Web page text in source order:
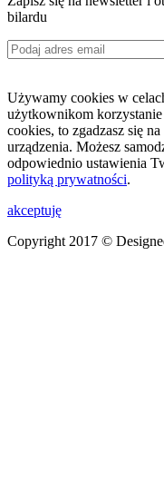
bilardu
Używamy cookies w
użytkownikom
cookies, to zgadzasz się
urządzenia. Możesz
odpowiednio ustawienia
polityką prywatności.
akceptuję
Copyright 2017 ©